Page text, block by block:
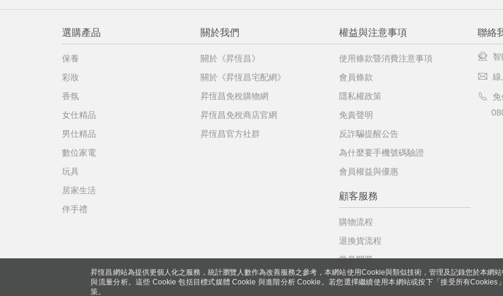
昇恆昌網站為提供更個人化之服務，統計瀏覽人數作為改善服務之參考，本網站使用Cookie與類似技術，管理及記錄您於本網
與流量分析。這些 Cookie 包括目標式媒體 Cookie 與進階分析 Cookie。若您選擇繼續使用本網站或按下「接受所有Cookies
策。
選購產品
保養
彩妝
香氛
女仕精品
男仕精品
數位家電
玩具
居家生活
伴手禮
關於我們
關於《昇恆昌》
關於《昇恆昌宅配網》
昇恆昌免稅購物網
昇恆昌免稅商店官網
昇恆昌官方社群
權益與注意事項
使用條款暨消費注意事項
會員條款
隱私權政策
免責聲明
反詐騙提醒公告
為什麼要手機號碼驗證
會員權益與優惠
顧客服務
購物流程
退換貨流程
常見問題
聯絡
線